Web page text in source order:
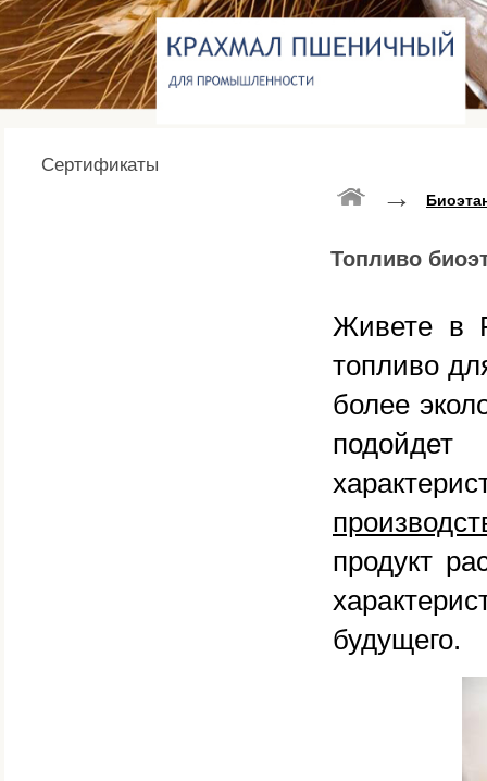
→
Топливо
Живете в
топливо
более
продукт
будущего.
Сертификаты